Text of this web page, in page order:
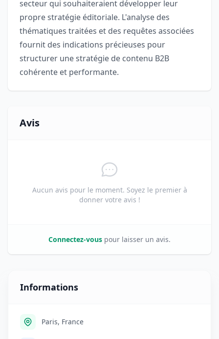
secteur qui souhaiteraient développer leur
propre stratégie éditoriale. L'analyse des
thématiques traitées et des requêtes associées
fournit des indications précieuses pour
structurer une stratégie de contenu B2B
cohérente et performante.
Avis
Aucun avis pour le moment. Soyez le premier à
donner votre avis !
Connectez-vous pour laisser un avis.
Informations
Paris, France